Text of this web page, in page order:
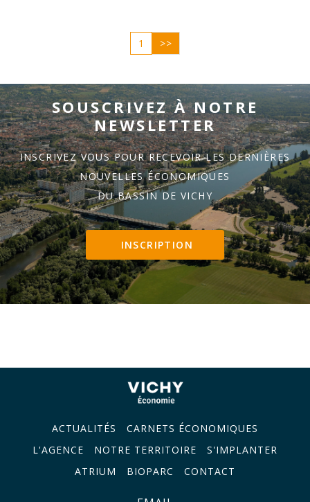
1 >>
SOUSCRIVEZ À NOTRE
NEWSLETTER
INSCRIVEZ VOUS POUR RECEVOIR LES DERNIÈRES
NOUVELLES ÉCONOMIQUES
DU BASSIN DE VICHY
INSCRIPTION
ACTUALITÉS
CARNETS ÉCONOMIQUES
L'AGENCE
NOTRE TERRITOIRE
S'IMPLANTER
ATRIUM
BIOPARC CONTACT